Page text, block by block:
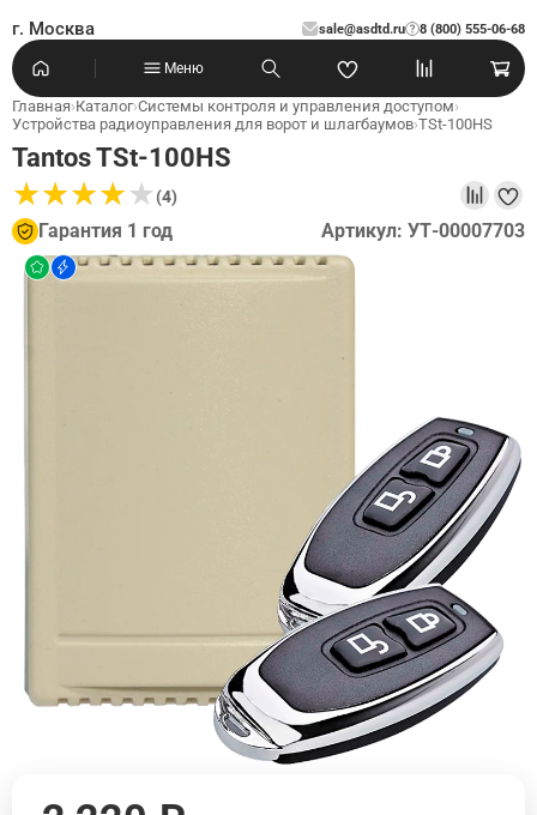
г. Москва sale@asdtd.ru 8 (800) 555-06-68
?
Меню
Главная›Каталог›Системы контроля и управления доступом›
Устройства радиоуправления для ворот и шлагбаумов›TSt-100HS
Tantos TSt-100HS
★★★★★
★★★★★(4)
Гарантия 1 год Артикул: УТ-00007703